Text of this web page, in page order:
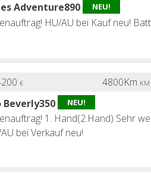
Adventure890 NEU!
HU/AU bei Kauf neu!
€ 4800Km KM
NEU!
1. Hand(2.Hand) Sehr
bei Verkauf neu!